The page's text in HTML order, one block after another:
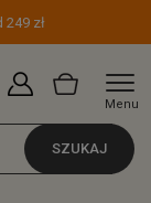
zł
Menu
SZUKAJ